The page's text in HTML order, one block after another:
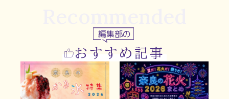
編集部の
おすすめ記事